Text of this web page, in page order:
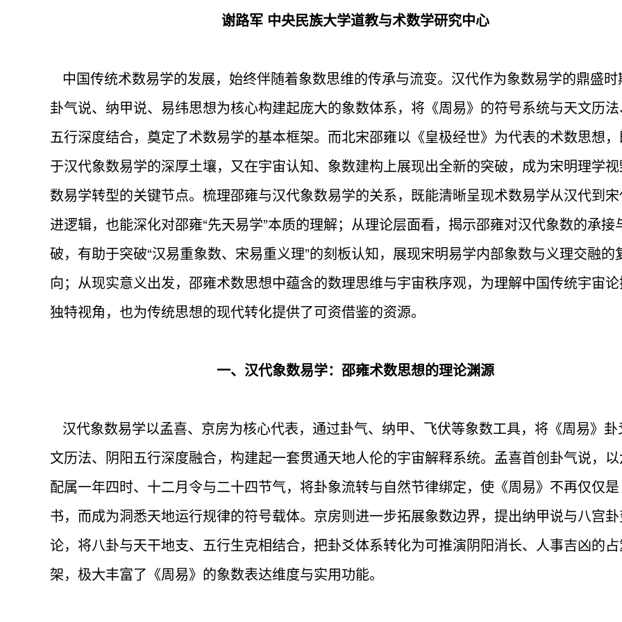
谢路军 中央民族大学道教与术数学研究中心
中国传统术数易学的发展，始终伴随着象数思维的传承与流变。汉代作为象数易学的鼎盛
卦气说、纳甲说、易纬思想为核心构建起庞大的象数体系，将《周易》的符号系统与天文历
五行深度结合，奠定了术数易学的基本框架。而北宋邵雍以《皇极经世》为代表的术数思想
于汉代象数易学的深厚土壤，又在宇宙认知、象数建构上展现出全新的突破，成为宋明理学
数易学转型的关键节点。梳理邵雍与汉代象数易学的关系，既能清晰呈现术数易学从汉代到
进逻辑，也能深化对邵雍“先天易学”本质的理解；从理论层面看，揭示邵雍对汉代象数的承接
破，有助于突破“汉易重象数、宋易重义理”的刻板认知，展现宋明易学内部象数与义理交融的
向；从现实意义出发，邵雍术数思想中蕴含的数理思维与宇宙秩序观，为理解中国传统宇宙
独特视角，也为传统思想的现代转化提供了可资借鉴的资源。
一、汉代象数易学：邵雍术数思想的理论渊源
汉代象数易学以孟喜、京房为核心代表，通过卦气、纳甲、飞伏等象数工具，将《周易》
文历法、阴阳五行深度融合，构建起一套贯通天地人伦的宇宙解释系统。孟喜首创卦气说，
配属一年四时、十二月令与二十四节气，将卦象流转与自然节律绑定，使《周易》不再仅仅
书，而成为洞悉天地运行规律的符号载体。京房则进一步拓展象数边界，提出纳甲说与八宫
论，将八卦与天干地支、五行生克相结合，把卦爻体系转化为可推演阴阳消长、人事吉凶的
架，极大丰富了《周易》的象数表达维度与实用功能。